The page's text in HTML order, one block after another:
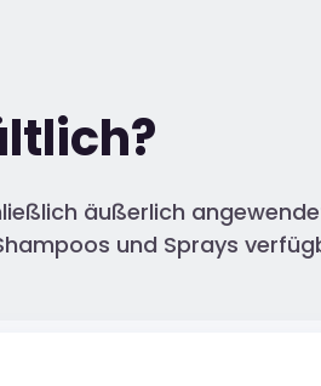
äußerlich
und Sprays